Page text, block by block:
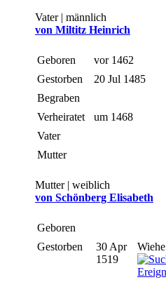
Vater | männlich
von Miltitz Heinrich
Geboren
vor 1462
Gestorben
20 Jul 1485
Begraben
Verheiratet
um 1468
Vater
Mutter
Mutter | weiblich
von Schönberg Elisabeth
Geboren
Gestorben
30 Apr
1519
Wiehe